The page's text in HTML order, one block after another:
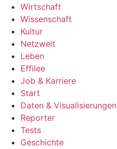
Wirtschaft
Wissenschaft
Kultur
Netzwelt
Leben
Effilee
Job & Karriere
Start
Daten & Visualisierungen
Reporter
Tests
Geschichte